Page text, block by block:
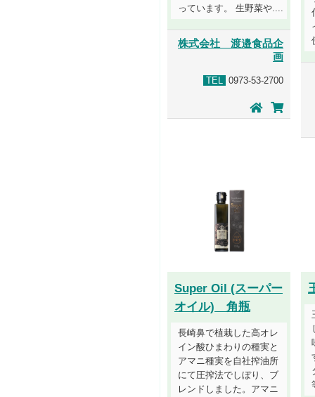
っています。 生野菜や....
株式会社 渡邉食品企
画
TEL 0973-53-2700
Super Oil (スーパー
オイル) 角瓶
長崎鼻で植栽した高オレ
イン酸ひまわりの種実と
アマニ種実を自社搾油所
にて圧搾法でしぼり、ブ
レンドしました。アマニ